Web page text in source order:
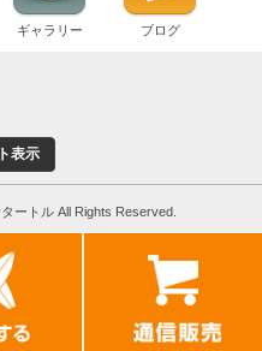
ギャラリー ブログ
表示
ートル All Rights Reserved.